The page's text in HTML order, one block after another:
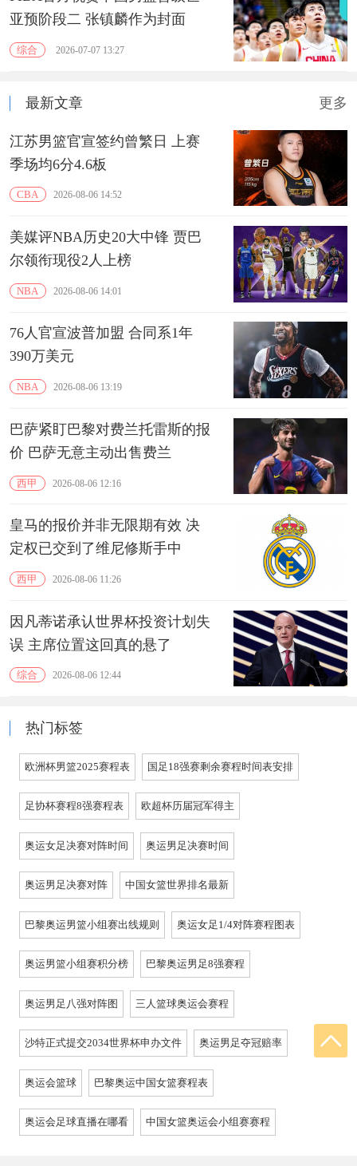
亚预阶段二 张镇麟作为封面
综合 2026-07-07 13:27
最新文章 更多
江苏男篮官宣签约曾繁日 上赛
季场均6分4.6板
CBA 2026-08-06 14:52
美媒评NBA历史20大中锋 贾巴
尔领衔现役2人上榜
NBA 2026-08-06 14:01
76人官宣波普加盟 合同系1年
390万美元
NBA 2026-08-06 13:19
巴萨紧盯巴黎对费兰托雷斯的报
价 巴萨无意主动出售费兰
西甲 2026-08-06 12:16
皇马的报价并非无限期有效 决
定权已交到了维尼修斯手中
西甲 2026-08-06 11:26
因凡蒂诺承认世界杯投资计划失
误 主席位置这回真的悬了
综合 2026-08-06 12:44
热门标签
欧洲杯男篮2025赛程表 国足18强赛剩余赛程时间表安排
足协杯赛程8强赛程表 欧超杯历届冠军得主
奥运女足决赛对阵时间 奥运男足决赛时间
奥运男足决赛对阵 中国女篮世界排名最新
巴黎奥运男篮小组赛出线规则 奥运女足1/4对阵赛程图表
奥运男篮小组赛积分榜 巴黎奥运男足8强赛程
奥运男足八强对阵图 三人篮球奥运会赛程
沙特正式提交2034世界杯申办文件 奥运男足夺冠赔率
奥运会篮球 巴黎奥运中国女篮赛程表
奥运会足球直播在哪看 中国女篮奥运会小组赛赛程